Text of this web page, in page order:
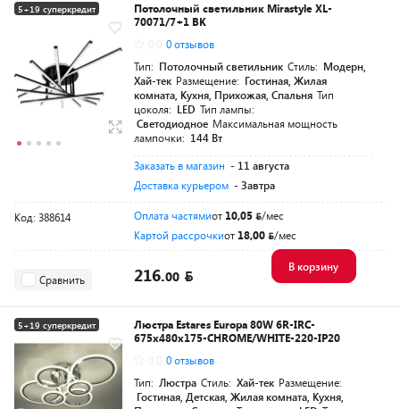
5+19 суперкредит
Потолочный светильник Mirastyle XL-
70071/7+1 BK
0 отзывов
Тип: Потолочный светильник Стиль: Модерн,
Хай-тек Размещение: Гостиная, Жилая
комната, Кухня, Прихожая, Спальня Тип
цоколя: LED Тип лампы:
Светодиодное Максимальная мощность
лампочки: 144 Вт
Заказать в магазин - 11 августа
Доставка курьером - Завтра
Код: 388614 Оплата частямиот 10,05
/мес
Картой рассрочкиот 18,00 /мес
Сравнить 216.00
В корзину
5+19 суперкредит
Люстра Estares Europa 80W 6R-IRC-
675x480x175-CHROME/WHITE-220-IP20
0 отзывов
Тип: Люстра Стиль: Хай-тек Размещение:
Гостиная, Детская, Жилая комната, Кухня,